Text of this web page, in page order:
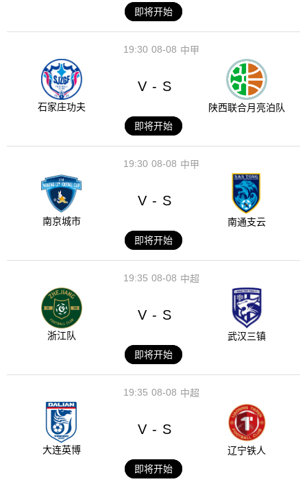
即将开始
08-08
19:30 中甲
石家庄功夫
V - S
陕西联合月亮泊队
即将开始
08-08
19:30 中甲
南京城市
V - S
南通支云
即将开始
08-08
19:35 中超
浙江队
V - S
武汉三镇
即将开始
08-08
19:35 中超
大连英博
V - S
辽宁铁人
即将开始